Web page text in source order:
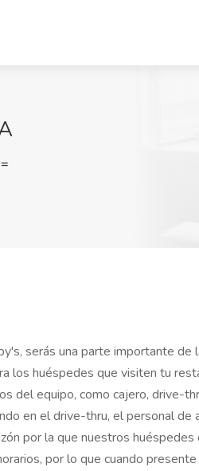
serás una parte importante de
los huéspedes que visiten tu
del equipo, como cajero, drive-
en el drive-thru, el personal de
por la que nuestros huéspedes
por lo que cuando presente